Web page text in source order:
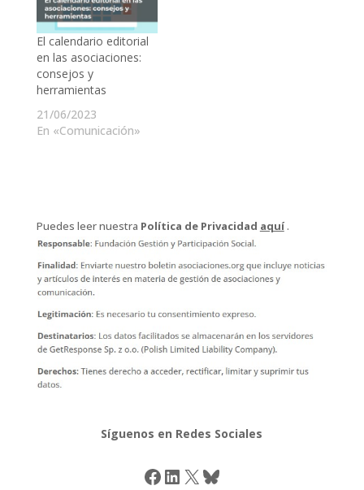
El calendario editorial
en las asociaciones:
consejos y
herramientas
21/06/2023
En «Comunicación»
Puedes leer nuestra Política de Privacidad aquí .
Síguenos en Redes Sociales
Facebook
LinkedIn
X Bluesky